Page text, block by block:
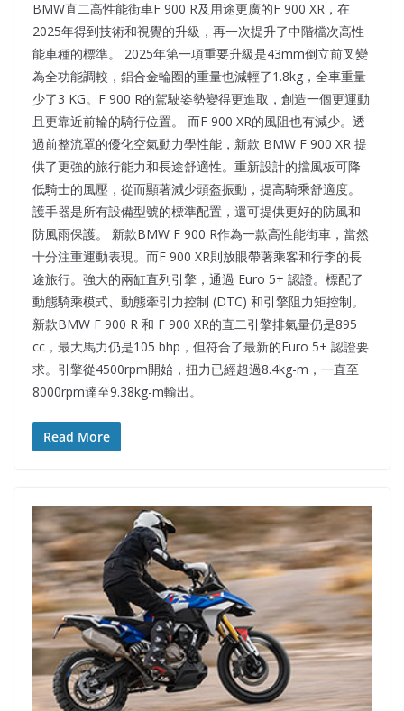
BMW直二高性能街車F 900 R及用途更廣的F 900 XR，在
2025年得到技術和視覺的升級，再一次提升了中階檔次高性
能車種的標準。 2025年第一項重要升級是43mm倒立前叉變
為全功能調較，鋁合金輪圈的重量也減輕了1.8kg，全車重量
少了3 KG。F 900 R的駕駛姿勢變得更進取，創造一個更運動
且更靠近前輪的騎行位置。 而F 900 XR的風阻也有減少。透
過前整流罩的優化空氣動力學性能，新款 BMW F 900 XR 提
供了更強的旅行能力和長途舒適性。重新設計的擋風板可降
低騎士的風壓，從而顯著減少頭盔振動，提高騎乘舒適度。
護手器是所有設備型號的標準配置，還可提供更好的防風和
防風雨保護。 新款BMW F 900 R作為一款高性能街車，當然
十分注重運動表現。而F 900 XR則放眼帶著乘客和行李的長
途旅行。強大的兩缸直列引擎，通過 Euro 5+ 認證。標配了
動態騎乘模式、動態牽引力控制 (DTC) 和引擎阻力矩控制。
新款BMW F 900 R 和 F 900 XR的直二引擎排氣量仍是895
cc，最大馬力仍是105 bhp，但符合了最新的Euro 5+ 認證要
求。引擎從4500rpm開始，扭力已經超過8.4kg-m，一直至
8000rpm達至9.38kg-m輸出。
Read More